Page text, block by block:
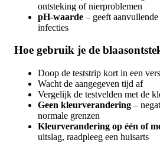
ontsteking of nierproblemen
pH-waarde – geeft
infecties
Hoe gebruik je de
Doop de teststrip kort in een
Wacht de aangegeven tijd af
Vergelijk de testvelden met de
Geen kleurverandering –
normale grenzen
Kleurverandering op één of
uitslag, raadpleeg een huisarts